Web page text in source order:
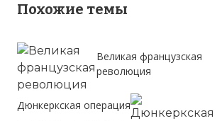
Похожие темы
Великая французская
революция
Дюнкеркская операция